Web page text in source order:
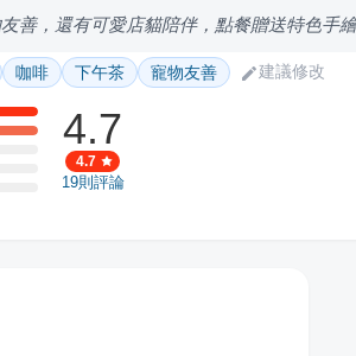
善，還有可愛店貓陪伴，點餐贈送特色手繪
咖啡 下午茶 寵物友善 建議修改
4.7
4.7
19則評論